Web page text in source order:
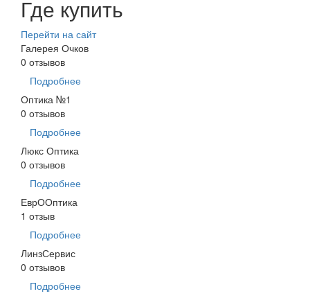
Где купить
Перейти на сайт
Галерея Очков
0 отзывов
Подробнее
Оптика №1
0 отзывов
Подробнее
Люкс Оптика
0 отзывов
Подробнее
ЕврООптика
1 отзыв
Подробнее
ЛинзСервис
0 отзывов
Подробнее